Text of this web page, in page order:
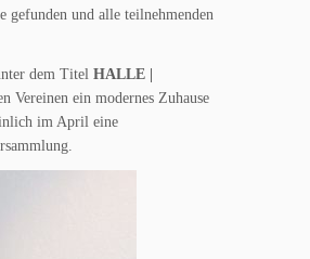
gefunden und alle teilnehmenden
dem Titel HALLE |
Vereinen ein modernes Zuhause
im April eine